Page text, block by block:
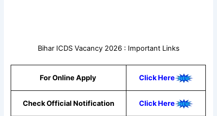
Bihar ICDS Vacancy 2026 : Important Links
For Online Apply Click Here
Check Official Notification Click Here